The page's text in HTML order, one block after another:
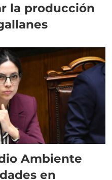
la producción
Ambiente
en